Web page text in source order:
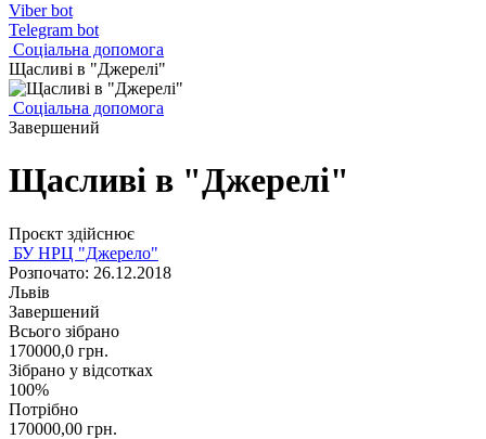
Viber bot
Telegram bot
Соціальна допомога
Щасливі в "Джерелі"
Соціальна допомога
Завершений
Щасливі в "Джерелі"
Проєкт здійснює
БУ НРЦ "Джерело"
Розпочато: 26.12.2018
Львів
Завершений
Всього зібрано
170000,0 грн.
Зібрано у відсотках
100%
Потрібно
170000,00 грн.